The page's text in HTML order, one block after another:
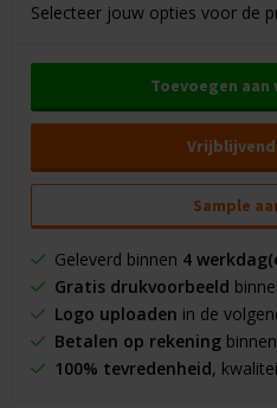
Selecteer jouw opties voor de
Toevoegen
Sample
Geleverd binnen 4
Gratis drukvoorbeeld
Logo uploaden in de
Betalen op rekening
100% tevredenheid,